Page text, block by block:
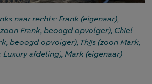
naar rechts: Frank (eigenaar),
Frank, beoogd opvolger), Chiel
beoogd opvolger), Thijs (zoon Mark,
afdeling), Mark (eigenaar)